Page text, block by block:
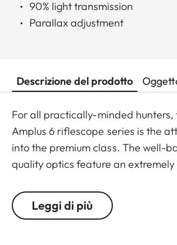
90% light transmission
Parallax adjustment
Descrizione del prodotto
For all practically-minded hunters,
Amplus 6 riflescope series is the
into the premium class. The well-
quality optics feature an extremely
wide field of view. The rugged
Leica Amplus 6 ideal for
Leggi di più